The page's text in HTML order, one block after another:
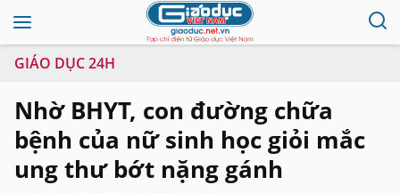
GIÁO DỤC 24H
Nhờ BHYT, con đường chữa
bệnh của nữ sinh học giỏi mắc
ung thư bớt nặng gánh